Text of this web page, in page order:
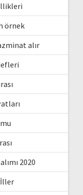
örnek
alır
2020